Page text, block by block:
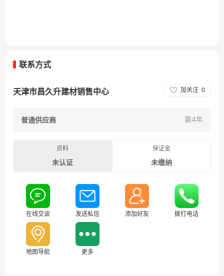
联系方式
加关注 0
天津市昌久升建材销售中心
普通供应商 第4年
资料
未认证
保证金
未缴纳
在线交谈 发送私信 添加好友 拨打电话
地图导航 更多